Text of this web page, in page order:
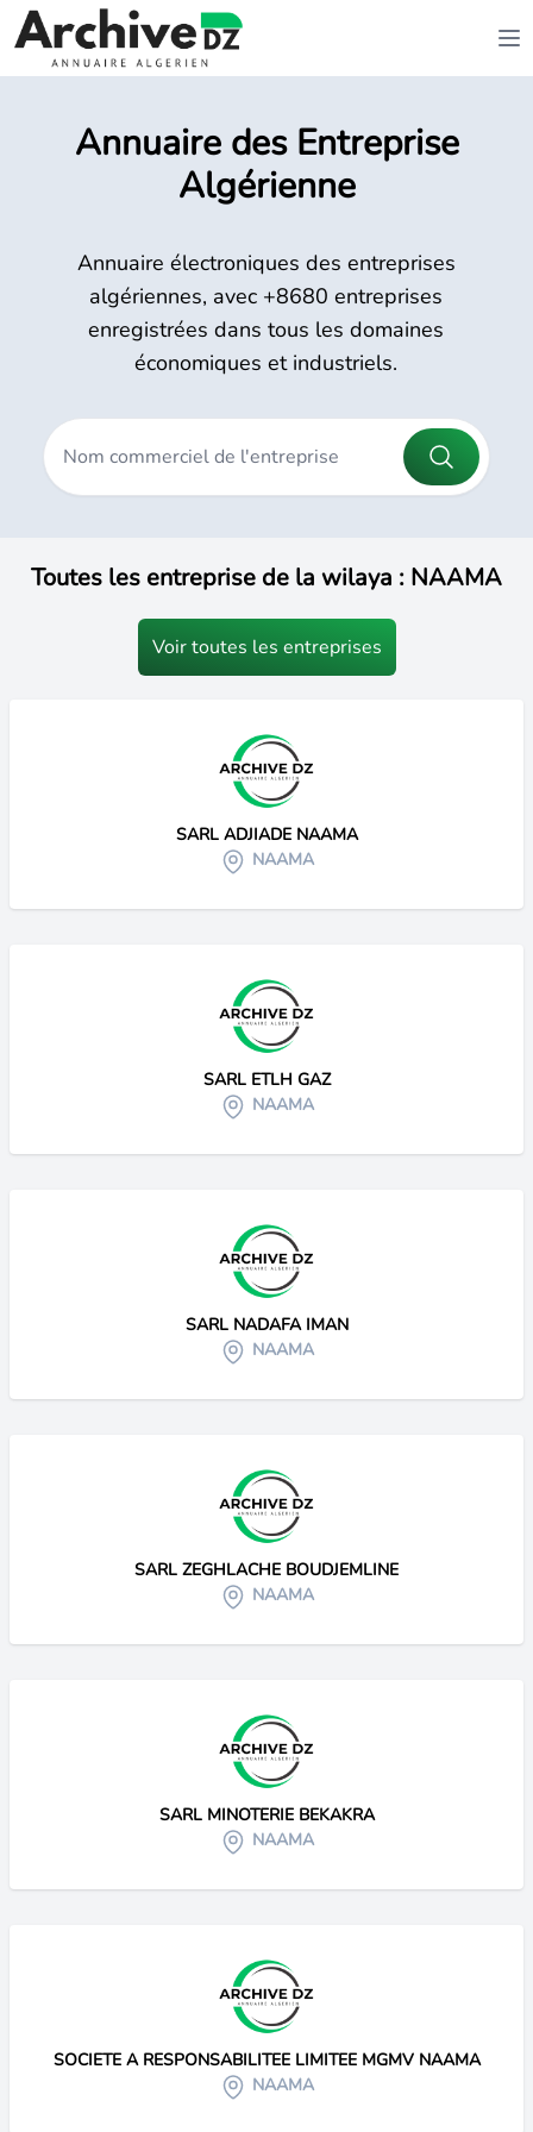
Annuaire des Entreprise
Algérienne
Annuaire électroniques des entreprises
algériennes, avec +8680 entreprises
enregistrées dans tous les domaines
économiques et industriels.
Toutes les entreprise de la wilaya : NAAMA
Voir toutes les entreprises
SARL ADJIADE NAAMA
NAAMA
SARL ETLH GAZ
NAAMA
SARL NADAFA IMAN
NAAMA
SARL ZEGHLACHE BOUDJEMLINE
NAAMA
SARL MINOTERIE BEKAKRA
NAAMA
SOCIETE A RESPONSABILITEE LIMITEE MGMV NAAMA
NAAMA